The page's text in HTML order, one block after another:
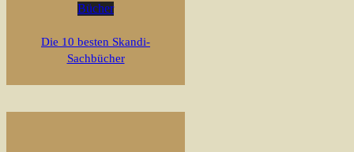
Bücher
Die 10 besten Skandi-
Sachbücher